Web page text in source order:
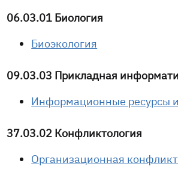
06.03.01 Биология
Биоэкология
09.03.03 Прикладная
Информационные ресурсы
37.03.02 Конфликтология
Организационная